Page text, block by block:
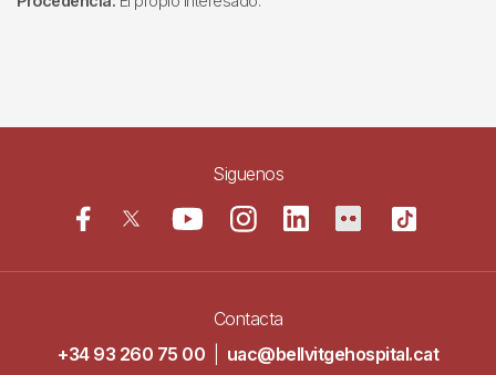
Siguenos
Contacta
+34 93 260 75 00
uac@bellvitgehospital.cat